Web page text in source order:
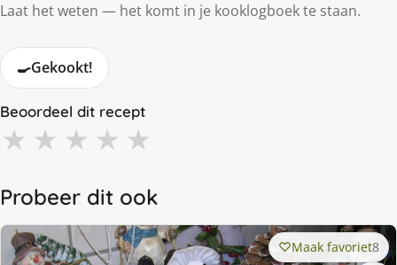
Laat het weten — het komt in je kooklogboek te staan.
🍳Gekookt!
Beoordeel dit recept
★ ★ ★ ★ ★
Probeer dit ook
Maak favoriet8